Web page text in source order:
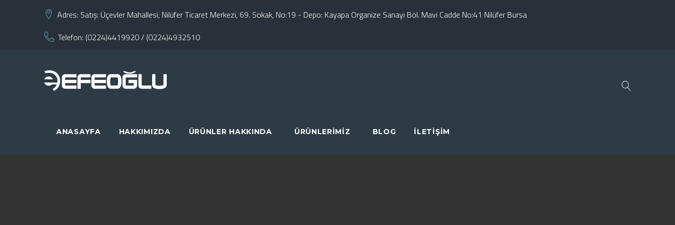
Adres: Satış: Üçevler Mahallesi, Nilüfer Ticaret Merkezi, 69. Sokak, No:19 - Depo: Kayapa Organize Sanayi Böl. Mavi Cadde No:41 Nilüfer Bursa
Telefon: (0224)4419920/ (0224)4932510
ANASAYFA HAKKIMIZDA ÜRÜNLER HAKKINDA ÜRÜNLERIMIZ BLOG İLETIŞIM